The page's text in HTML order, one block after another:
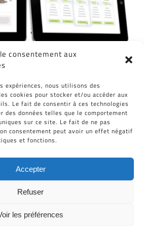
consentement aux
expériences, nous utilisons des
cookies pour stocker et/ou accéder aux
Le fait de consentir à ces technologies
des données telles que le comportement
sur ce site. Le fait de ne pas
consentement peut avoir un effet négatif
et fonctions.
Accepter
Refuser
les préférences
article, Choisissez votre
Plateforme!
LinkedInWhatsApp
TumblrPinterest
Vk Email
© Cid-Plastiques 2020 - 2026 |